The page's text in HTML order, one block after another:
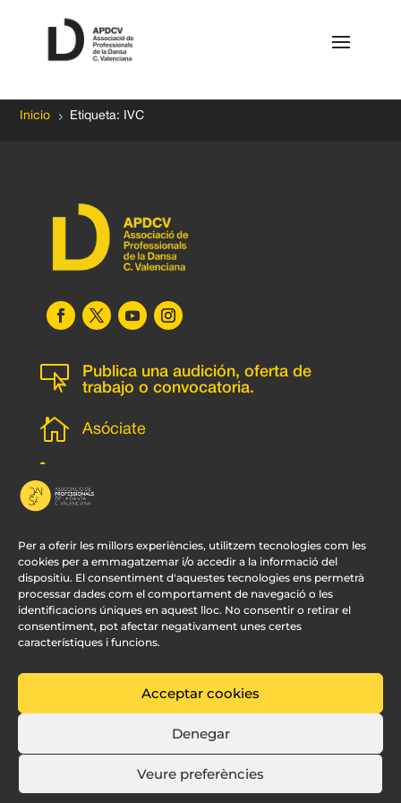
Per a oferir les millors experiències, utilitzem tecnologies com les
cookies per a emmagatzemar i/o accedir a la informació del
dispositiu. El consentiment d'aquestes tecnologies ens permetrà
processar dades com el comportament de navegació o les
identificacions úniques en aquest lloc. No consentir o retirar el
consentiment, pot afectar negativament unes certes
característiques i funcions.
Acceptar cookies
Denegar
Veure preferències
Inicio 5 Etiqueta: IVC

Publica una audición, oferta de
trabajo o convocatoria.
 Asóciate
l
Diseño Web Valencia:Innobing